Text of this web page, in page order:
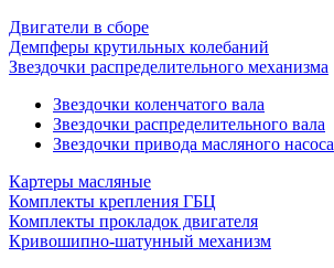
Двигатели в сборе
Демпферы крутильных колебаний
Звездочки распределительного механизма
Звездочки коленчатого вала
Звездочки распределительного вала
Звездочки привода масляного насоса
Картеры масляные
Комплекты крепления ГБЦ
Комплекты прокладок двигателя
Кривошипно-шатунный механизм